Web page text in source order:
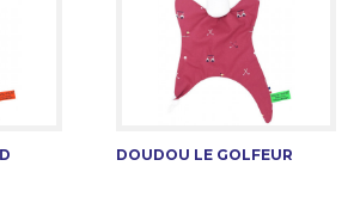
DOUDOU LE GOLFEUR